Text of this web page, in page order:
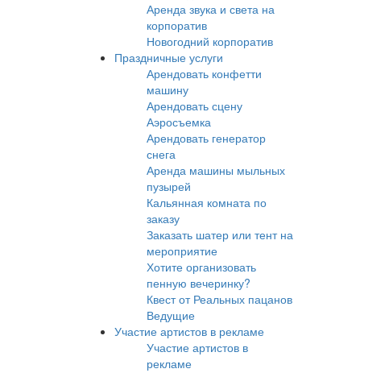
Аренда звука и света на
корпоратив
Новогодний корпоратив
Праздничные услуги
Арендовать конфетти
машину
Арендовать сцену
Аэросъемка
Арендовать генератор
снега
Аренда машины мыльных
пузырей
Кальянная комната по
заказу
Заказать шатер или тент на
мероприятие
Хотите организовать
пенную вечеринку?
Квест от Реальных пацанов
Ведущие
Участие артистов в рекламе
Участие артистов в
рекламе